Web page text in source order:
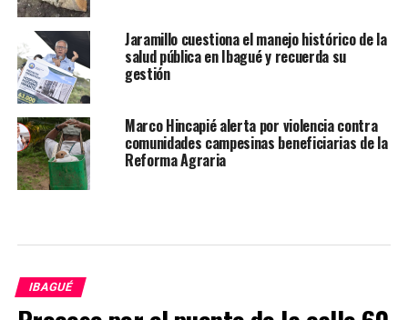
Jaramillo cuestiona el manejo histórico de la
salud pública en Ibagué y recuerda su
gestión
Marco Hincapié alerta por violencia contra
comunidades campesinas beneficiarias de la
Reforma Agraria
IBAGUÉ